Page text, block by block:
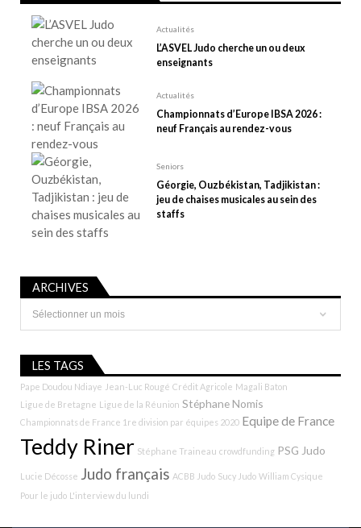
Actualités
L’ASVEL Judo cherche un ou deux
enseignants
Actualités
Championnats d’Europe IBSA 2026 :
neuf Français au rendez-vous
Seniors
Géorgie, Ouzbékistan, Tadjikistan :
jeu de chaises musicales au sein des
staffs
ARCHIVES
Archives
LES TAGS
Pape Doudou Ndiaye Jean-Luc Rougé Crédit Agricole Magali Baton
Ligue de Bretagne Ligue de la Réunion Stéphane Nomis
Championnats de France 1re division par équipes 2020 Equipe de France
Teddy Riner Stéphane Traineau crowdfunding PSG Judo
Lucie Décosse Judo français ACBB Judo Sucy Judo William Cysique
Pour le judo L'interview du lundi